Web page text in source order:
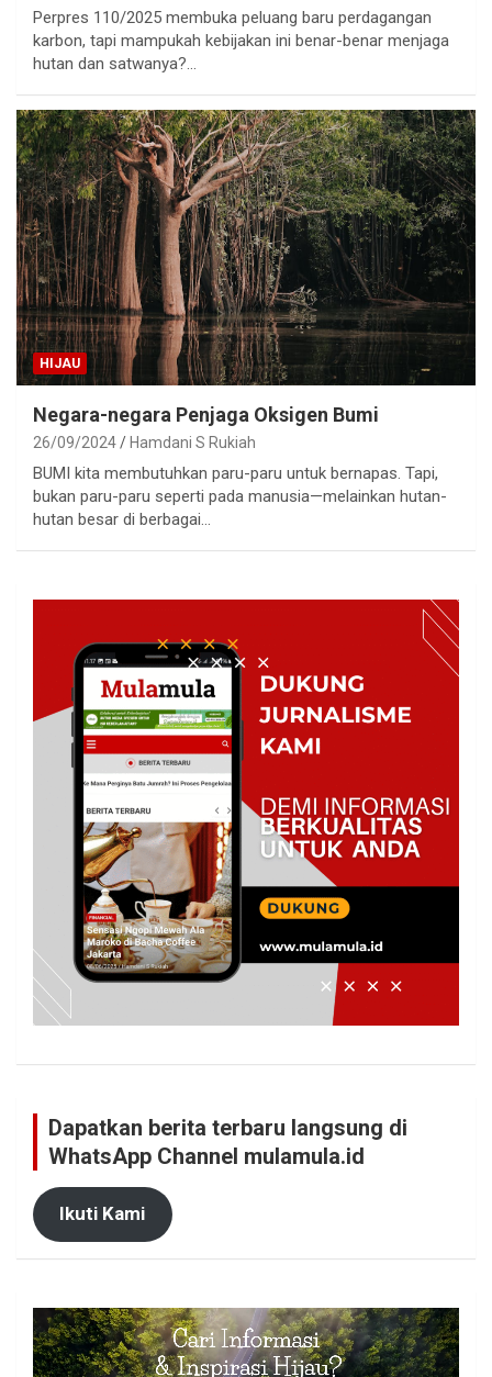
Perpres 110/2025 membuka peluang baru perdagangan
karbon, tapi mampukah kebijakan ini benar-benar menjaga
hutan dan satwanya?…
HIJAU
Negara-negara Penjaga Oksigen Bumi
26/09/2024 Hamdani S Rukiah
BUMI kita membutuhkan paru-paru untuk bernapas. Tapi,
bukan paru-paru seperti pada manusia—melainkan hutan-
hutan besar di berbagai…
Dapatkan berita terbaru langsung di
WhatsApp Channel mulamula.id
Ikuti Kami